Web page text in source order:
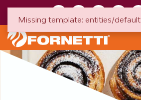
Missing template: entities/default